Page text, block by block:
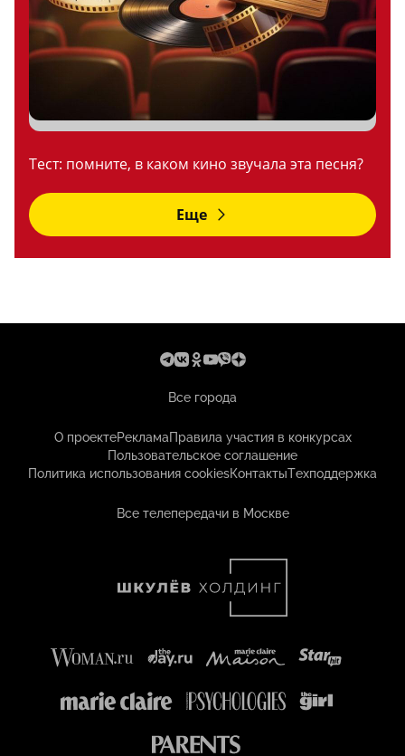
Тест: помните, в каком кино звучала эта песня?
Еще
Все города
О проектеРекламаПравила участия в конкурсах
Пользовательское соглашение
Политика использования cookiesКонтактыТехподдержка
Все телепередачи в Москве